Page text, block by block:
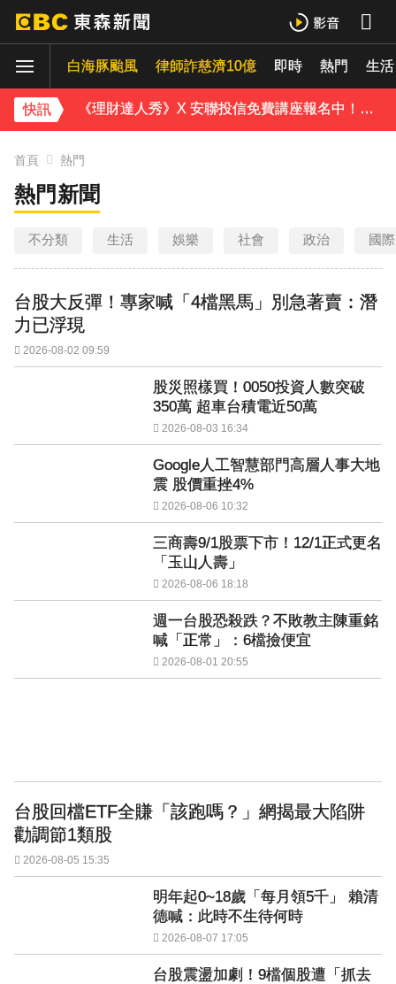
白海豚颱風 律師詐慈濟10億 即時 熱門 生活
快訊
油價繼續凍漲！下週汽油、柴油維持不調整
白海豚颱風逼近 氣象署：本島發陸警機率低
《理財達人秀》X 安聯投信免費講座報名中！搶先卡位 2027
首頁 熱門
熱門新聞
不分類 生活 娛樂 社會 政治 國際
台股大反彈！專家喊「4檔黑馬」別急著賣：潛
力已浮現
2026-08-02 09:59
股災照樣買！0050投資人數突破
350萬 超車台積電近50萬
2026-08-03 16:34
Google人工智慧部門高層人事大地
震 股價重挫4%
2026-08-06 10:32
三商壽9/1股票下市！12/1正式更名
「玉山人壽」
2026-08-06 18:18
週一台股恐殺跌？不敗教主陳重銘
喊「正常」：6檔撿便宜
2026-08-01 20:55
台股回檔ETF全賺「該跑嗎？」網揭最大陷阱
勸調節1類股
2026-08-05 15:35
明年起0~18歲「每月領5千」 賴清
德喊：此時不生待何時
2026-08-07 17:05
台股震盪加劇！9檔個股遭「抓去